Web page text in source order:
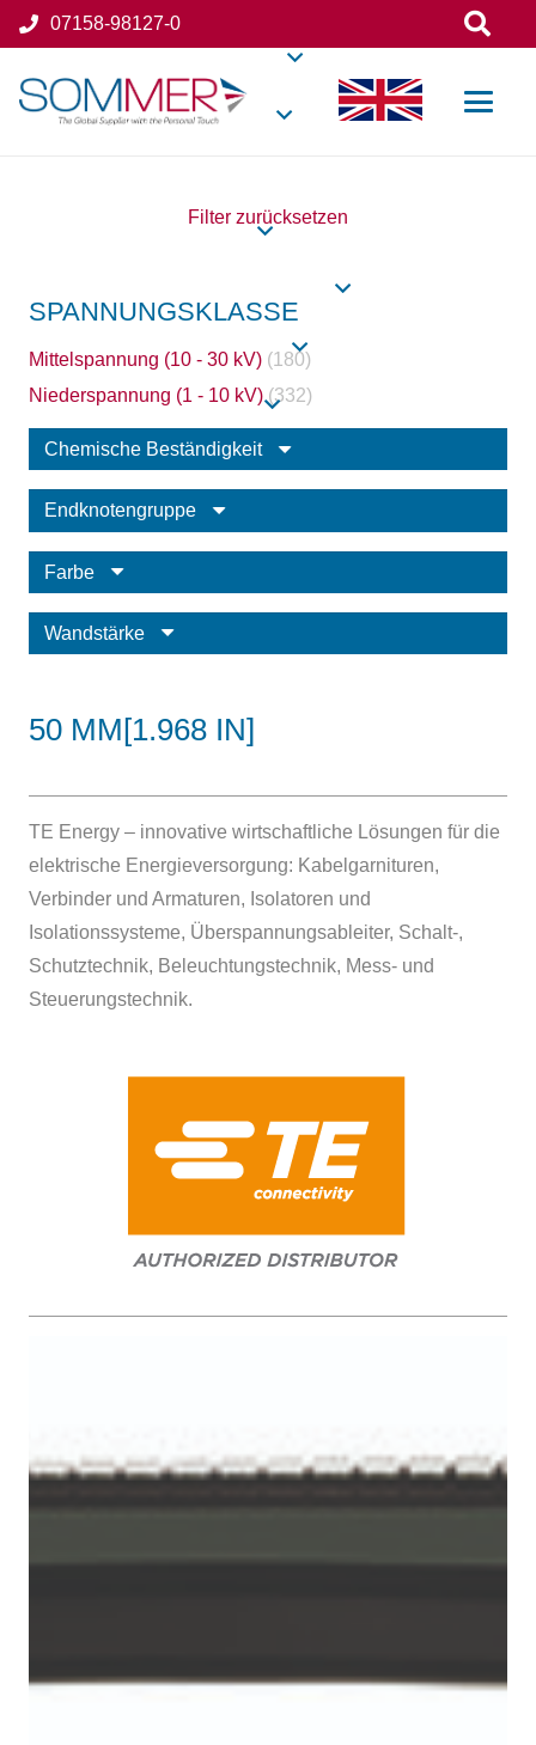
07158-98127-0
Filter zurücksetzen
SPANNUNGSKLASSE
Mittelspannung (10 - 30 kV) (180)
Niederspannung (1 - 10 kV) (332)
Chemische Beständigkeit
Endknotengruppe
Farbe
Wandstärke
50 MM[1.968 IN]
TE Energy – innovative wirtschaftliche Lösungen für die
elektrische Energieversorgung: Kabelgarnituren,
Verbinder und Armaturen, Isolatoren und
Isolationssysteme, Überspannungsableiter, Schalt-,
Schutztechnik, Beleuchtungstechnik, Mess- und
Steuerungstechnik.